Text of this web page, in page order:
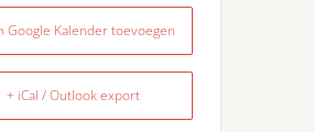
Google Kalender toevoegen
+ iCal / Outlook export